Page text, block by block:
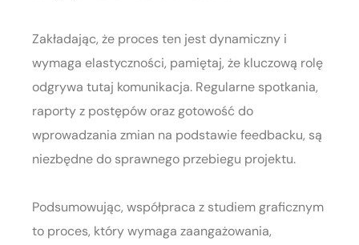
Zakładając, że proces ten jest dynamiczny i
wymaga elastyczności, pamiętaj, że kluczową rolę
odgrywa tutaj komunikacja. Regularne spotkania,
raporty z postępów oraz gotowość do
wprowadzania zmian na podstawie feedbacku, są
niezbędne do sprawnego przebiegu projektu.
Podsumowując, współpraca z studiem graficznym
to proces, który wymaga zaangażowania,